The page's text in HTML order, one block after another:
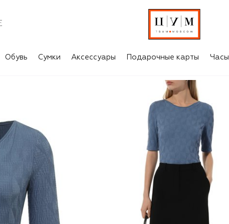
Обувь Сумки Аксессуары Подарочные карты Часы